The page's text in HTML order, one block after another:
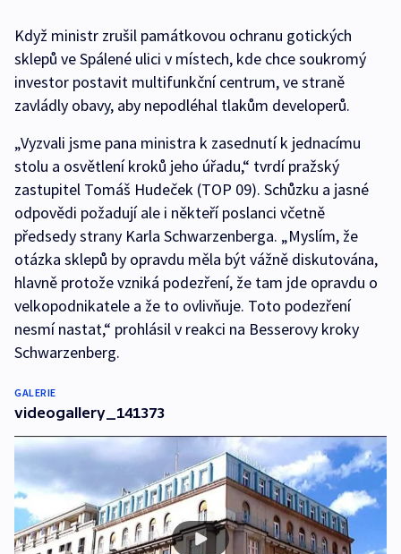
Když ministr zrušil památkovou ochranu gotických
sklepů ve Spálené ulici v místech, kde chce soukromý
investor postavit multifunkční centrum, ve straně
zavládly obavy, aby nepodléhal tlakům developerů.
„Vyzvali jsme pana ministra k zasednutí k jednacímu
stolu a osvětlení kroků jeho úřadu,“ tvrdí pražský
zastupitel Tomáš Hudeček (TOP 09). Schůzku a jasné
odpovědi požadují ale i někteří poslanci včetně
předsedy strany Karla Schwarzenberga. „Myslím, že
otázka sklepů by opravdu měla být vážně diskutována,
hlavně protože vzniká podezření, že tam jde opravdu o
velkopodnikatele a že to ovlivňuje. Toto podezření
nesmí nastat,“ prohlásil v reakci na Besserovy kroky
Schwarzenberg.
GALERIE
videogallery_141373